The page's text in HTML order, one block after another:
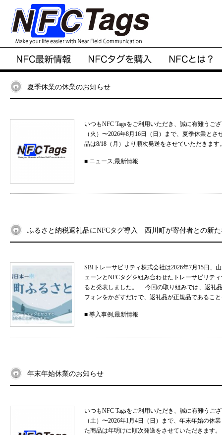
夏季休業の休業のお知らせ
いつもNFC Tagsをご利用いただき、誠に有難う
（火）〜2026年8月16日（日）まで、夏季休業と
品は8/18（月）より順次発送をさせていただきま
■ ニュース,最新情報
ふるさと納税返礼品にNFCタグ導入 西川町が寄付者との新
SBIトレーサビリティ株式会社は2026年7月15日、
ェーンとNFCタグを組み合わせたトレーサビリテ
ると発表しました。 今回の取り組みでは、返礼
フォンをかざすだけで、返礼品が正規品であるこ
■ 導入事例,最新情報
年末年始休業のお知らせ
いつもNFC Tagsをご利用いただき、誠に有難う
（土）〜2026年1月4日（日）まで、年末年始の
た商品は年明けに順次発送をさせていただきます